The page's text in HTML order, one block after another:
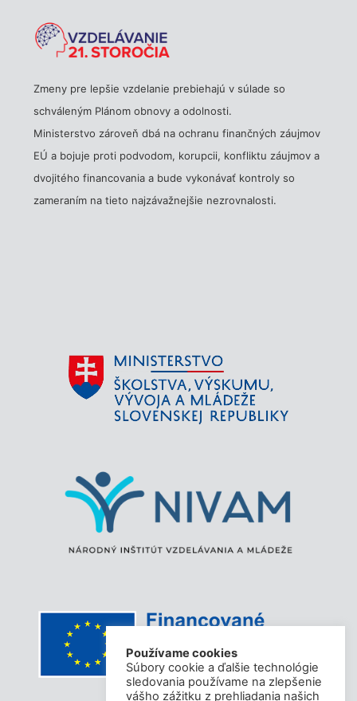
Zmeny pre lepšie vzdelanie prebiehajú v súlade so
schváleným Plánom obnovy a odolnosti.
Ministerstvo zároveň dbá na ochranu finančných záujmov
EÚ a bojuje proti podvodom, korupcii, konfliktu záujmov a
dvojitého financovania a bude vykonávať kontroly so
zameraním na tieto najzávažnejšie nezrovnalosti.
Používame cookies
Súbory cookie a ďalšie technológie
sledovania používame na zlepšenie
vášho zážitku z prehliadania našich